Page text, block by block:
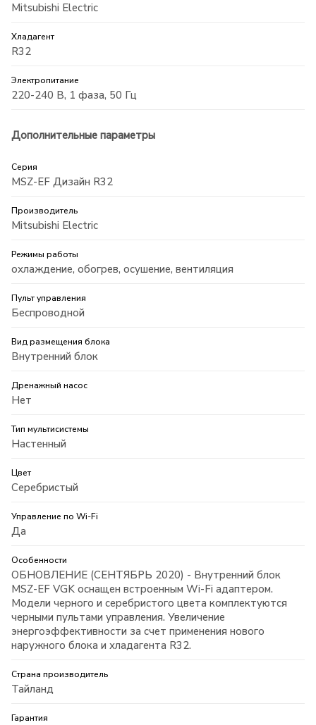
Mitsubishi Electric
Хладагент
R32
Электропитание
220-240 В, 1 фаза, 50 Гц
Дополнительные параметры
Серия
MSZ-EF Дизайн R32
Производитель
Mitsubishi Electric
Режимы работы
охлаждение, обогрев, осушение, вентиляция
Пульт управления
Беспроводной
Вид размещения блока
Внутренний блок
Дренажный насос
Нет
Тип мультисистемы
Настенный
Цвет
Серебристый
Управление по Wi-Fi
Да
Особенности
ОБНОВЛЕНИЕ (СЕНТЯБРЬ 2020) - Внутренний блок
MSZ-EF VGK оснащен встроенным Wi-Fi адаптером.
Модели черного и серебристого цвета комплектуются
черными пультами управления. Увеличение
энергоэффективности за счет применения нового
наружного блока и хладагента R32.
Страна производитель
Тайланд
Гарантия